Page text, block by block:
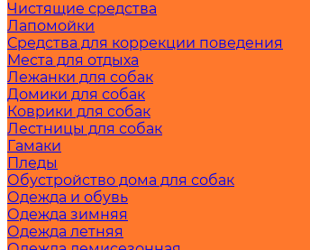
Чистящие средства
Лапомойки
Средства для коррекции поведения
Места для отдыха
Лежанки для собак
Домики для собак
Коврики для собак
Лестницы для собак
Гамаки
Пледы
Обустройство дома для собак
Одежда и обувь
Одежда зимняя
Одежда летняя